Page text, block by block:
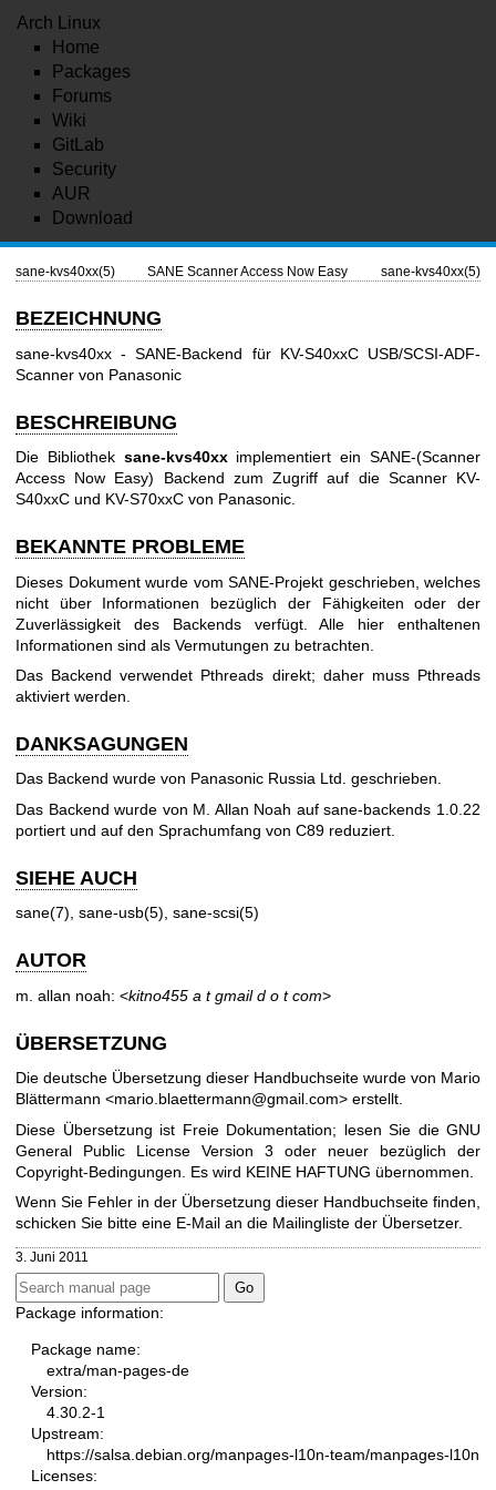
Arch Linux
Home
Packages
Forums
Wiki
GitLab
Security
AUR
Download
sane-kvs40xx(5) SANE Scanner Access Now Easy sane-kvs40xx(5)
BEZEICHNUNG
sane-kvs40xx - SANE-Backend für KV-S40xxC USB/SCSI-ADF-
Scanner von Panasonic
BESCHREIBUNG
Die Bibliothek sane-kvs40xximplementiert ein SANE-(Scanner
Access Now Easy) Backend zum Zugriff auf die Scanner KV-
S40xxC und KV-S70xxC von Panasonic.
BEKANNTE PROBLEME
Dieses Dokument wurde vom SANE-Projekt geschrieben, welches
nicht über Informationen bezüglich der Fähigkeiten oder der
Zuverlässigkeit des Backends verfügt. Alle hier enthaltenen
Informationen sind als Vermutungen zu betrachten.
Das Backend verwendet Pthreads direkt; daher muss Pthreads
aktiviert werden.
DANKSAGUNGEN
Das Backend wurde von Panasonic Russia Ltd. geschrieben.
Das Backend wurde von M. Allan Noah auf sane-backends 1.0.22
portiert und auf den Sprachumfang von C89 reduziert.
SIEHE AUCH
sane(7), sane-usb(5), sane-scsi(5)
AUTOR
m. allan noah: <kitno455 a t gmail d o t com>
ÜBERSETZUNG
Die deutsche Übersetzung dieser Handbuchseite wurde von Mario
Blättermann <mario.blaettermann@gmail.com> erstellt.
Diese Übersetzung ist Freie Dokumentation; lesen Sie die GNU
General Public License Version 3 oder neuer bezüglich der
Copyright-Bedingungen. Es wird KEINE HAFTUNG übernommen.
Wenn Sie Fehler in der Übersetzung dieser Handbuchseite finden,
schicken Sie bitte eine E-Mail an die Mailingliste der Übersetzer.
3. Juni 2011
Package information:
Package name:
extra/man-pages-de
Version:
4.30.2-1
Upstream:
https://salsa.debian.org/manpages-l10n-team/manpages-l10n
Licenses: